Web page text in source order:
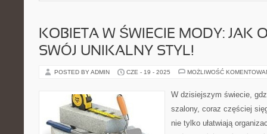
KOBIETA W ŚWIECIE MODY: JAK
SWÓJ UNIKALNY STYL!
POSTED BY ADMIN CZE - 19 - 2025 MOŻLIWOŚĆ
W dzisiejszym świecie,
szalony, coraz częściej
nie tylko ułatwiają